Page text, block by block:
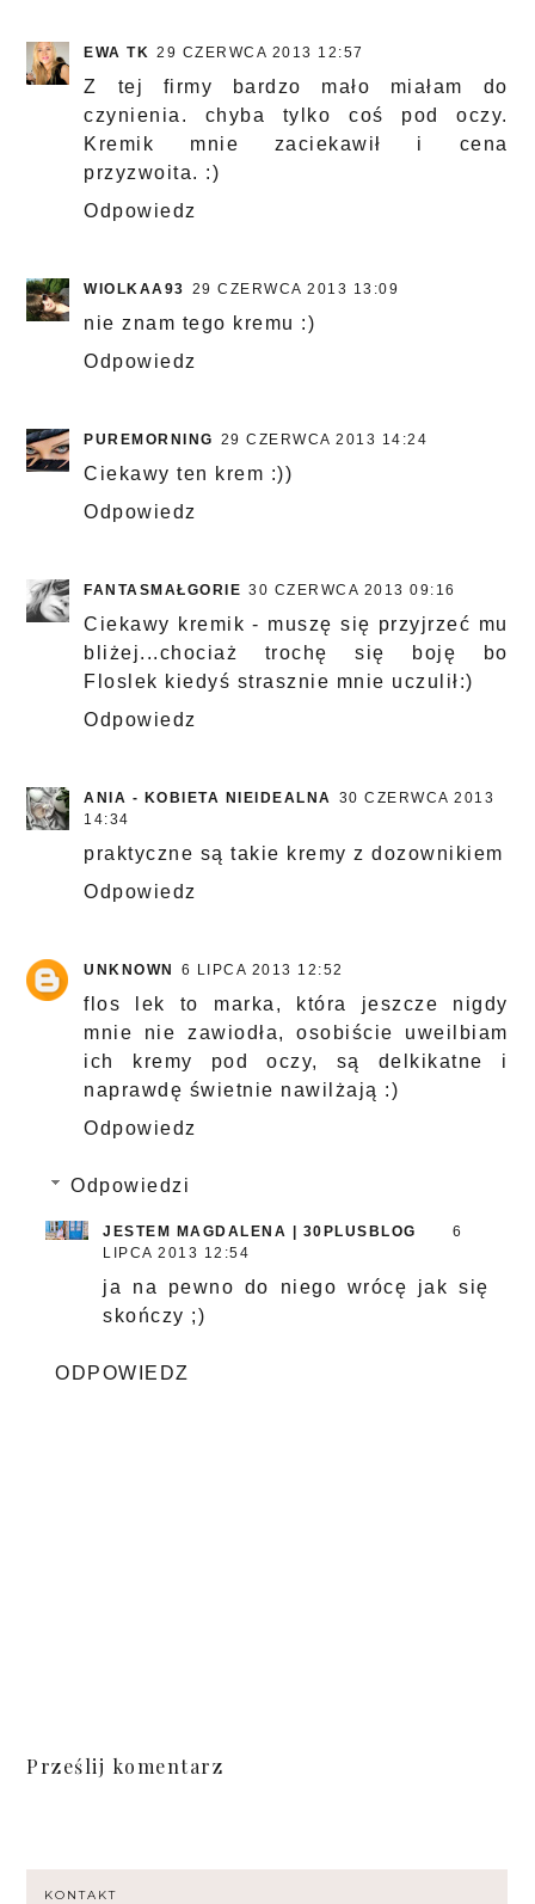
EWA TK 29 CZERWCA 2013 12:57
Z tej firmy bardzo mało miałam do
czynienia. chyba tylko coś pod oczy.
Kremik mnie zaciekawił i cena
przyzwoita. :)
Odpowiedz
WIOLKAA93 29 CZERWCA 2013 13:09
nie znam tego kremu :)
Odpowiedz
PUREMORNING 29 CZERWCA 2013 14:24
Ciekawy ten krem :))
Odpowiedz
FANTASMAŁGORIE 30 CZERWCA 2013 09:16
Ciekawy kremik - muszę się przyjrzeć mu
bliżej...chociaż trochę się boję bo
Floslek kiedyś strasznie mnie uczulił:)
Odpowiedz
ANIA - KOBIETA NIEIDEALNA
30 CZERWCA 2013
14:34
praktyczne są takie kremy z dozownikiem
Odpowiedz
UNKNOWN 6 LIPCA 2013 12:52
flos lek to marka, która jeszcze nigdy
mnie nie zawiodła, osobiście uweilbiam
ich kremy pod oczy, są delkikatne i
naprawdę świetnie nawilżają :)
Odpowiedz
Odpowiedzi
JESTEM MAGDALENA | 30PLUSBLOG
6
LIPCA 2013 12:54
ja na pewno do niego wrócę jak się
skończy ;)
ODPOWIEDZ
Prześlij komentarz
KONTAKT